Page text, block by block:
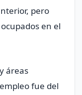
pero
en el
áreas
fue del